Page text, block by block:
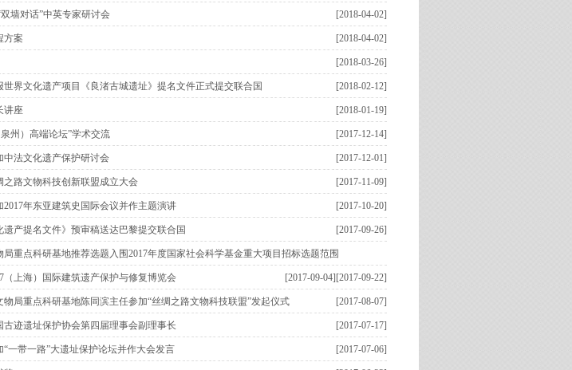
墙对话”中英专家研讨会 [2018-04-02]
方案 [2018-04-02]
[2018-03-26]
世界文化遗产项目《良渚古城遗址》提名文件正式提交联合国 [2018-02-12]
讲座 [2018-01-19]
州）高端论坛”学术交流 [2017-12-14]
法文化遗产保护研讨会 [2017-12-01]
路文物科技创新联盟成立大会 [2017-11-09]
年东亚建筑史国际会议并作主题演讲 [2017-10-20]
遗产提名文件》预审稿送达巴黎提交联合国 [2017-09-26]
重点科研基地推荐选题入围2017年度国家社会科学基金重大项目招标选题范围
[2017-09-22]
（上海）国际建筑遗产保护与修复博览会 [2017-09-04]
局重点科研基地陈同滨主任参加“丝绸之路文物科技联盟”发起仪式 [2017-08-07]
迹遗址保护协会第四届理事会副理事长 [2017-07-17]
一带一路”大遗址保护论坛并作大会发言 [2017-07-06]